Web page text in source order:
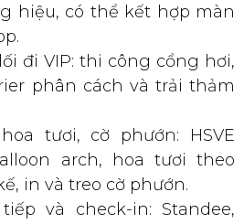
hiệu, có thể kết hợp màn
đi VIP: thi công cổng hơi,
phân cách và trải thảm
tươi, cờ phướn: HSVE
arch, hoa tươi theo
in và treo cờ phướn.
và check-in: Standee,